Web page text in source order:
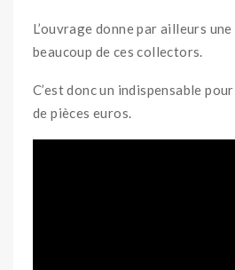
L’ouvrage donne par ailleurs
beaucoup de ces collectors.
C’est donc un indispensable
de pièces euros.